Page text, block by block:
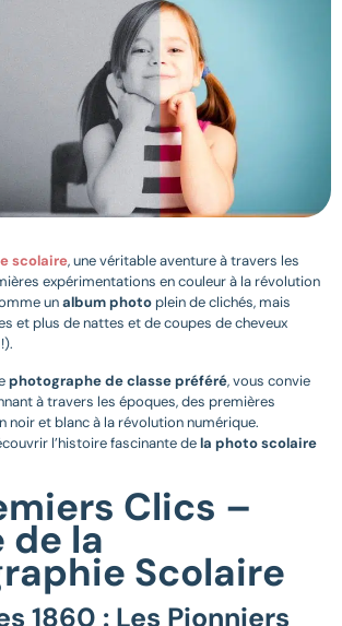
scolaire, une véritable aventure à travers les
expérimentations en couleur à la révolution
unalbum photo plein de clichés, mais
et plus de nattes et de coupes de cheveux
photographe de classe préféré, vous convie
à travers les époques, des premières
noir et blanc à la révolution numérique.
l’histoire fascinante dela photo scolaire
Clics –
de la
Scolaire
1860 : Les Pionniers